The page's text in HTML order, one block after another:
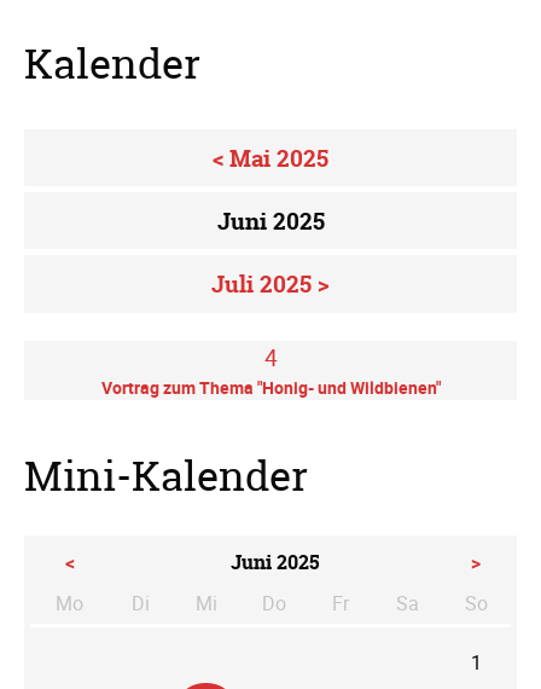
Kalender
< Mai 2025
Juni 2025
Juli 2025 >
4
Vortrag zum Thema "Honig- und Wildbienen"
Mini-Kalender
< Juni 2025
>
Mo
Di enstag
Mi ttwoch
Do nnerstag
Fr Sa mstagSo
1